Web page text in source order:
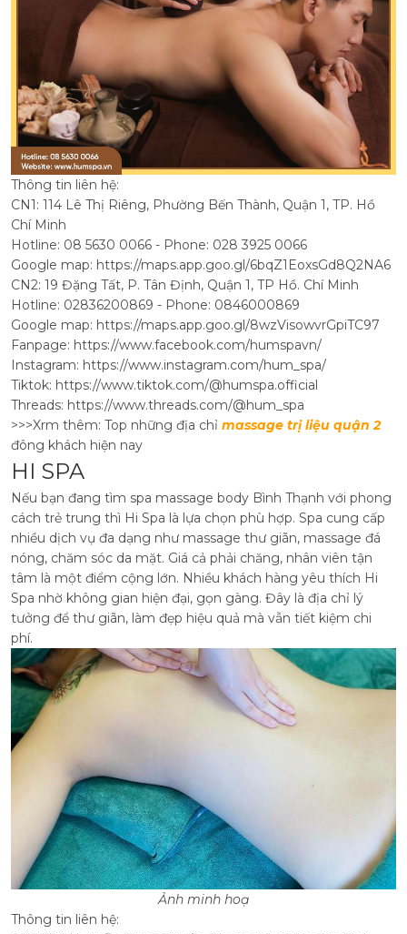
Thông tin liên hệ:
CN1: 114 Lê Thị Riêng, Phường Bến Thành, Quận 1, TP. Hồ
Chí Minh
Hotline: 08 5630 0066 - Phone: 028 3925 0066
Google map: https://maps.app.goo.gl/6bqZ1EoxsGd8Q2NA6
CN2: 19 Đặng Tất, P. Tân Định, Quận 1, TP Hồ. Chí Minh
Hotline: 02836200869 - Phone: 0846000869
Google map: https://maps.app.goo.gl/8wzVisowvrGpiTC97
Fanpage: https://www.facebook.com/humspavn/
Instagram: https://www.instagram.com/hum_spa/
Tiktok: https://www.tiktok.com/@humspa.official
Threads: https://www.threads.com/@hum_spa
>>>Xrm thêm: Top những địa chỉ massage trị liệu quận 2
đông khách hiện nay
HI SPA
Nếu bạn đang tìm spa massage body Bình Thạnh với phong
cách trẻ trung thì Hi Spa là lựa chọn phù hợp. Spa cung cấp
nhiều dịch vụ đa dạng như massage thư giãn, massage đá
nóng, chăm sóc da mặt. Giá cả phải chăng, nhân viên tận
tâm là một điểm cộng lớn. Nhiều khách hàng yêu thích Hi
Spa nhờ không gian hiện đại, gọn gàng. Đây là địa chỉ lý
tưởng để thư giãn, làm đẹp hiệu quả mà vẫn tiết kiệm chi
phí.
Ảnh minh hoạ
Thông tin liên hệ: